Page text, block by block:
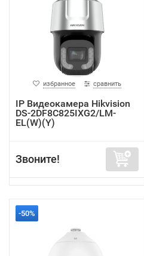
избранное сравнить
IP Видеокамера Hikvision
DS-2DF8C825IXG2/LM-
EL(W)(Y)
Звоните!
-50%